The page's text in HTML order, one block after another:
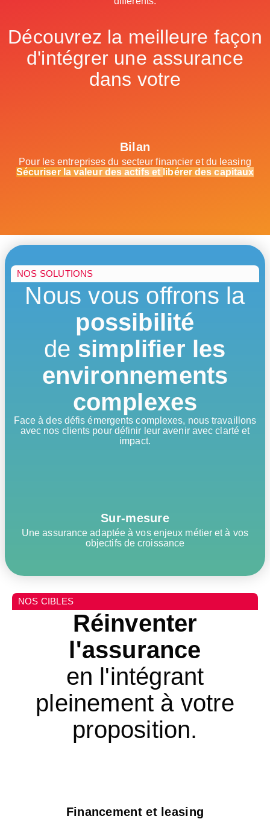
Découvrez la meilleure façon
d'intégrer une assurance
dans votre
Bilan
Pour les entreprises du secteur financier et du leasing
Sécuriser la valeur des actifs et libérer des capitaux
NOS SOLUTIONS
Nous vous offrons la
possibilité
de simplifier les
environnements
complexes
Face à des défis émergents complexes, nous travaillons
avec nos clients pour définir leur avenir avec clarté et
impact.
Sur-mesure
Une assurance adaptée à vos enjeux métier et à vos
objectifs de croissance
NOS CIBLES
Réinventer
l'assurance
en l'intégrant
pleinement à votre
proposition.
Financement et leasing